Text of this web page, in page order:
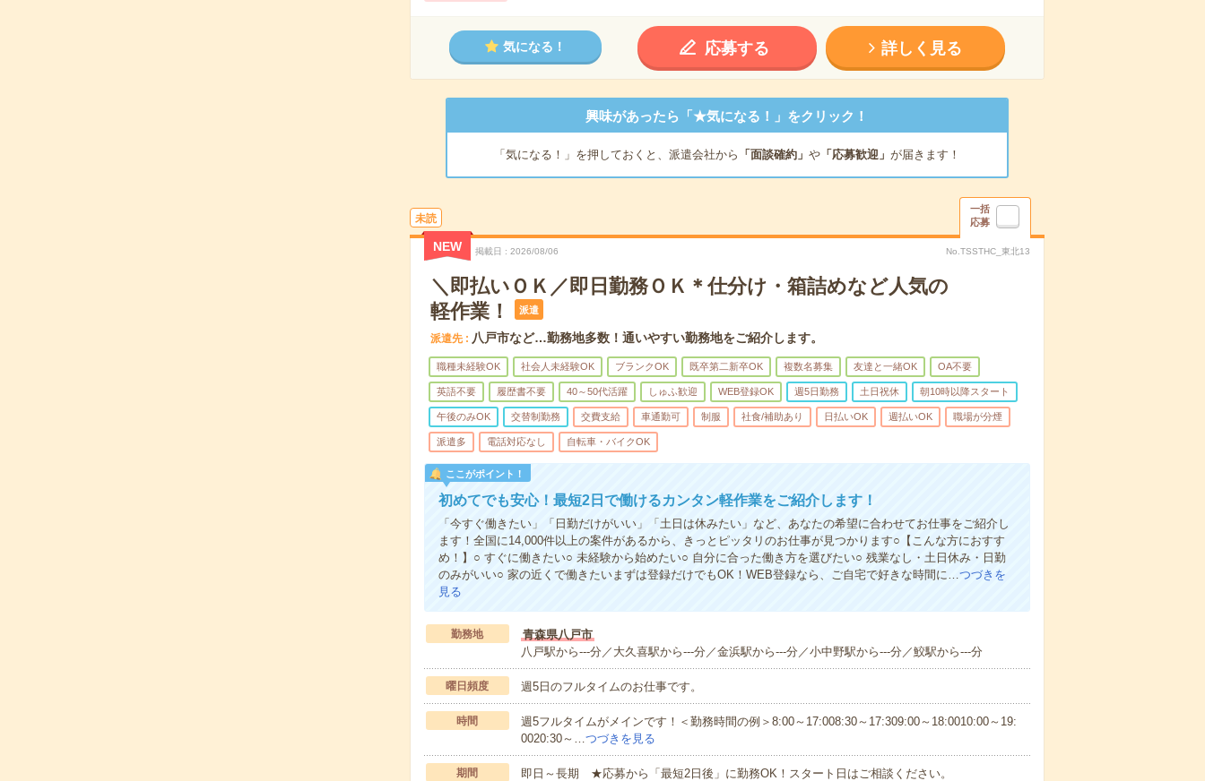
気になる！ 応募する 詳しく見る
興味があったら「★気になる！」をクリック！
「気になる！」を押しておくと、派遣会社から 「面談確約」 や「応募歓迎」 が届きます！
未読
一括
応募
NEW 掲載日 2026/08/06 No.TSSTHC_東北13
＼即払いＯＫ／即日勤務ＯＫ＊仕分け・箱詰めなど人気の
軽作業！
派遣
派遣先 八戸市など…勤務地多数！通いやすい勤務地をご紹介します。
職種未経験OK 社会人未経験OK ブランクOK 既卒第二新卒OK 複数名募集 友達と一緒OK OA不要
英語不要 履歴書不要 40～50代活躍 しゅふ歓迎 WEB登録OK 週5日勤務 土日祝休 朝10時以降スタート
午後のみOK 交替制勤務 交費支給 車通勤可 制服 社食/補助あり 日払いOK 週払いOK 職場が分煙
派遣多 電話対応なし 自転車・バイクOK
ここがポイント！
初めてでも安心！最短2日で働けるカンタン軽作業をご紹介します！
「今すぐ働きたい」「日勤だけがいい」「土日は休みたい」など、あなたの希望に合わせてお仕事をご紹介し
ます！全国に14,000件以上の案件があるから、きっとピッタリのお仕事が見つかります○【こんな方におすす
め！】○ すぐに働きたい○ 未経験から始めたい○ 自分に合った働き方を選びたい○ 残業なし・土日休み・日勤
のみがいい○ 家の近くで働きたいまずは登録だけでもOK！WEB登録なら、ご自宅で好きな時間に… つづきを
見る
勤務地
青森県八戸市
八戸駅から---分／大久喜駅から---分／金浜駅から---分／小中野駅から---分／鮫駅から---分
曜日頻度 週5日のフルタイムのお仕事です。
時間
週5フルタイムがメインです！＜勤務時間の例＞8:00～17:008:30～17:309:00～18:0010:00～19:
0020:30～… つづきを見る
期間 即日～長期 ★応募から「最短2日後」に勤務OK！スタート日はご相談ください。